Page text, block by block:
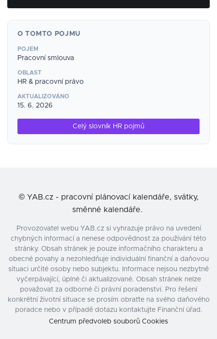
O TOMTO POJMU
POJEM
Pracovní smlouva
OBLAST
HR & pracovní právo
AKTUALIZOVÁNO
15. 6. 2026
Celý slovník HR pojmů
© YAB.cz - pracovní plánovací kalendáře, svátky,
směnné kalendáře.
Provozovatel webu YAB.cz si vyhrazuje právo na uvedení
chybných informací a nenese odpovědnost za používání této
stránky. Obsah stránek je pouze informačního charakteru a
obecné povahy a nezohledňuje individuální finanční a daňovou
situaci určité osoby nebo subjektu. Informace nejsou nezbytně
vyčerpávající, úplné či aktualizované. Obsah stránek nelze
považovat za odborné či právní poradenství. Pro řešení
konkrétní životní situace se prosím obraťte na svého daňového
poradce nebo v případě dotazu kontaktujte Finanční úřad.
Centrum předvoleb souborů Cookies